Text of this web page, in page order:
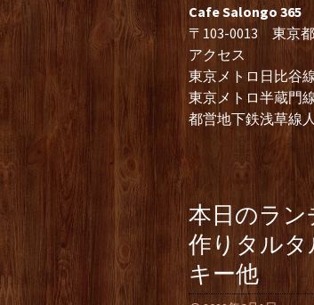
Cafe Salongo 365
〒103-0013 東京
アクセス
東京メトロ日比谷
東京メトロ半蔵門
都営地下鉄浅草線
本日のラン
作りタル
キー他